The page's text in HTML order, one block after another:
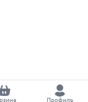
Профиль